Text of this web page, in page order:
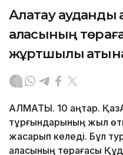
Алатау
алқасының
жұртшылық
АЛМАТЫ. 10 қаңтар.
тұрғындарының жыл
жақсарып келеді. Бұл
алқасының төрағасы